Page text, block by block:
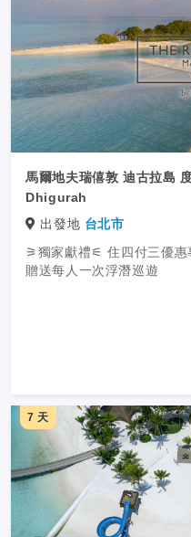
馬爾地夫瑞僖敦 迪古拉島
Dhigurah
出發地 台北市
⚞獨家獻禮⚟ 住四付三優惠
贈送每人一次浮潛巡遊
7 天